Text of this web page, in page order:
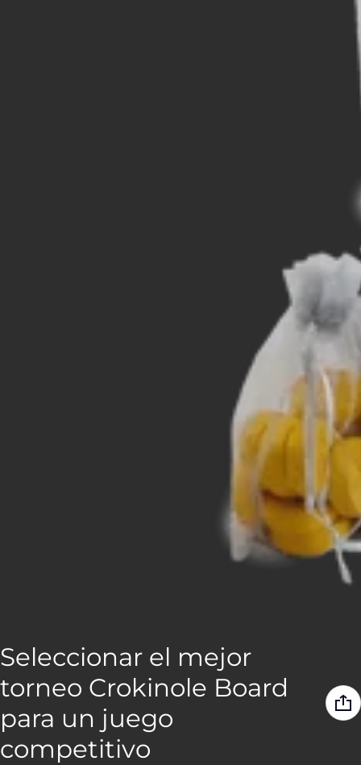
Seleccionar el mejor
torneo Crokinole Board
para un juego
competitivo